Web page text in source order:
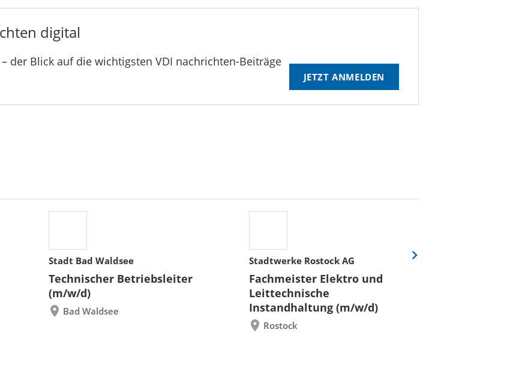
digital
der Blick auf die wichtigsten VDI nachrichten-Beiträge
JETZT ANMELDEN
Stadt Bad Waldsee
Technischer Betriebsleiter
(m/w/d)
Bad Waldsee
Stadtwerke Rostock AG
Fachmeister Elektro und
Leittechnische
Instandhaltung (m/w/d)
Rostock
Eine